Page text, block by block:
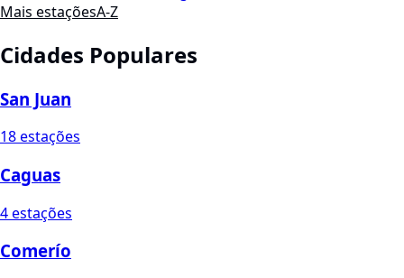
Mais estaçõesA-Z
Cidades Populares
San Juan
18 estações
Caguas
4 estações
Comerío